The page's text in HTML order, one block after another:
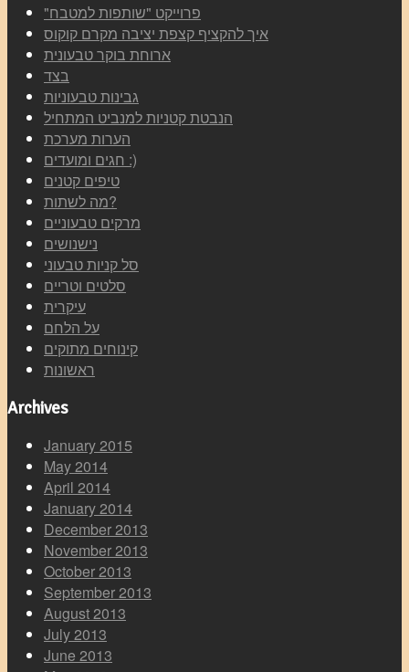
"פרוייקט "שותפות למטבח
איך להקציף קצפת יציבה מקרם קוקוס
ארוחת בוקר טבעונית
בצד
גבינות טבעוניות
הנבטת קטניות למנביט המתחיל
הערות מערכת
חגים ומועדים :)
טיפים קטנים
מה לשתות?
מרקים טבעוניים
נישנושים
סל קניות טבעוני
סלטים וטריים
עיקרית
על הלחם
קינוחים מתוקים
ראשונות
Archives
January 2015
May 2014
April 2014
January 2014
December 2013
November 2013
October 2013
September 2013
August 2013
July 2013
June 2013